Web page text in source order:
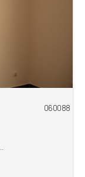
060088